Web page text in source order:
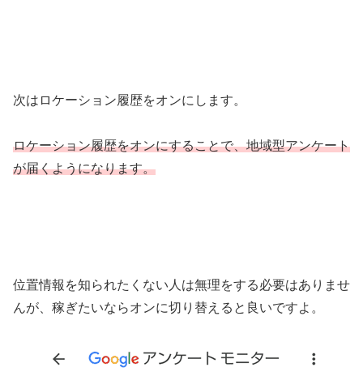
次はロケーション履歴をオンにします。
ロケーション履歴をオンにすることで、地域型アンケート
が届くようになります。
位置情報を知られたくない人は無理をする必要はありませ
んが、稼ぎたいならオンに切り替えると良いですよ。